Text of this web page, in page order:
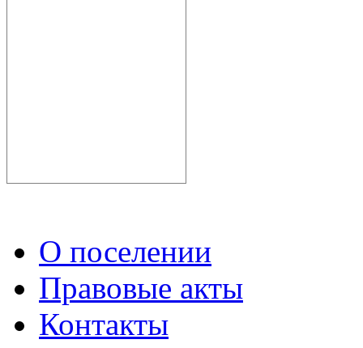
О поселении
Правовые акты
Контакты